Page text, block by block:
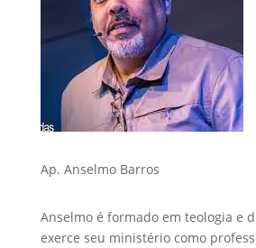
Ap. Anselmo Barros
Anselmo é formado em teologia e
exerce seu ministério como